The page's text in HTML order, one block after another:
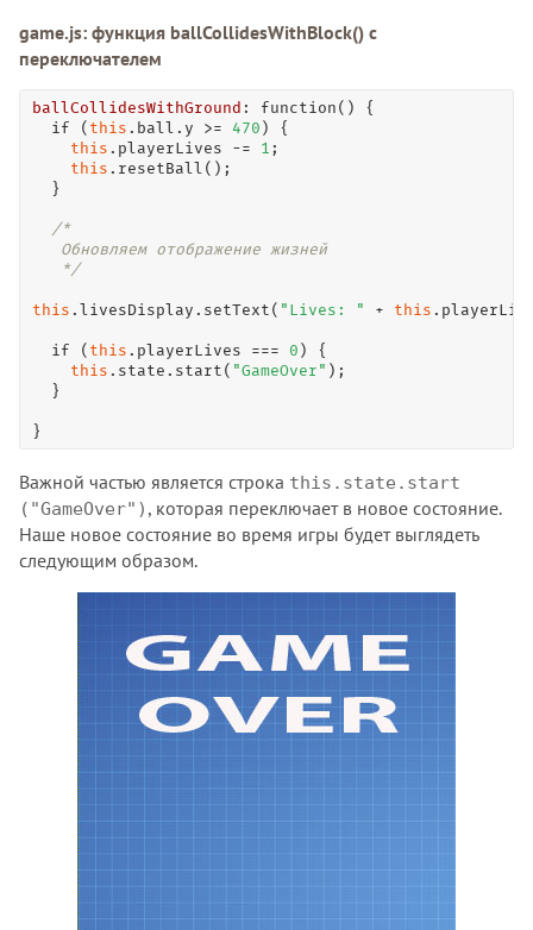
game.js: функция ballCollidesWithBlock() с
переключателем
ballCollidesWithGround : function () {
if ( this .ball.y >= 470 ) {
this .playerLives -= 1 ;
this . resetBall ();
  }
/*
   Обновляем отображение жизней
   */
this .livesDisplay. setText ( "Lives: " + this
if ( this .playerLives === 0 ) {
this .state. start ( "GameOver" );
  }
}
Важной частью является строка this.state.start
("GameOver") , которая переключает в новое состояние.
Наше новое состояние во время игры будет выглядеть
следующим образом.